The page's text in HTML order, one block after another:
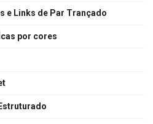
e Links de Par Trançado
por cores